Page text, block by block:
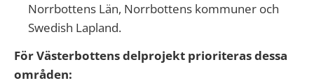
Norrbottens Län, Norrbottens kommuner och
Swedish Lapland.
För Västerbottens delprojekt prioriteras dessa
områden: